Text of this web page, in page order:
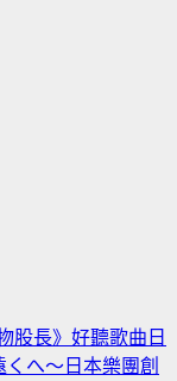
股長》好聽歌曲日
へ～日本樂團創